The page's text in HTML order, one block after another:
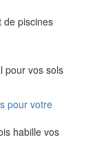
de piscines
pour vos sols
pour votre
habille vos